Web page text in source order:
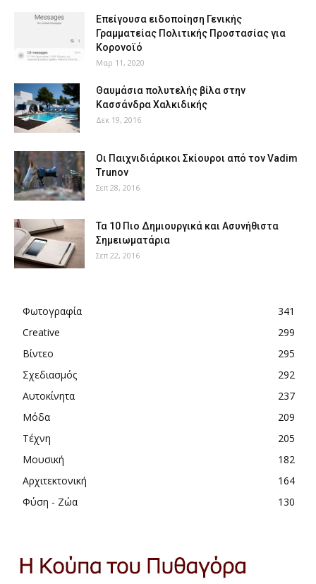
Επείγουσα ειδοποίηση Γενικής
Γραμματείας Πολιτικής Προστασίας για
Κορονοϊό
Μαρ 11, 2020
Θαυμάσια πολυτελής βίλα στην
Κασσάνδρα Χαλκιδικής
Δεκ 19, 2016
Οι Παιχνιδιάρικοι Σκίουροι από τον Vadim
Trunov
Σεπ 28, 2016
Τα 10 Πιο Δημιουργικά και Ασυνήθιστα
Σημειωματάρια
Σεπ 22, 2016
Φωτογραφία
341
Creative
299
Βίντεο
295
Σχεδιασμός
292
Αυτοκίνητα
237
Μόδα
209
Τέχνη
205
Μουσική
182
Αρχιτεκτονική
164
Φύση - Ζώα
130